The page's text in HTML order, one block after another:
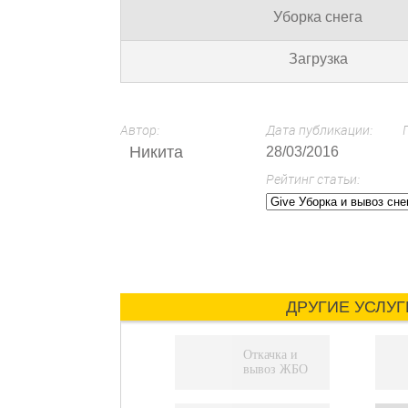
Уборка снега
Загрузка
Автор:
Никита
Дата публикации:
28/03/2016
Рейтинг статьи:
ДРУГИЕ
Откачка и
вывоз ЖБО